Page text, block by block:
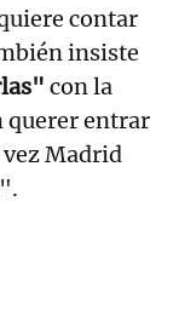
contar
insiste
con la
querer entrar
Madrid